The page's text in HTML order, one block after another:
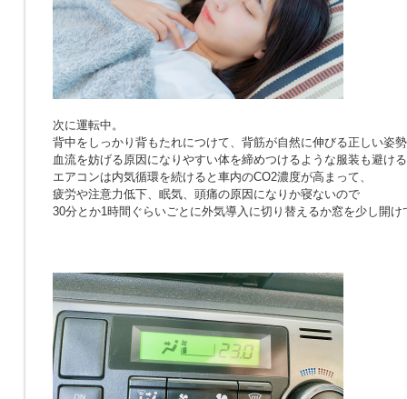
次に運転中。
背中をしっかり背もたれにつけて、背筋が自然に伸びる正しい姿
血流を妨げる原因になりやすい体を締めつけるような服装も避け
エアコンは内気循環を続けると車内のCO2濃度が高まって、
疲労や注意力低下、眠気、頭痛の原因になりか寝ないので
30分とか1時間ぐらいごとに外気導入に切り替えるか窓を少し開け